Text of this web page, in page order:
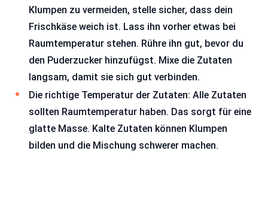
Klumpen zu vermeiden, stelle sicher, dass dein
Frischkäse weich ist. Lass ihn vorher etwas bei
Raumtemperatur stehen. Rühre ihn gut, bevor du
den Puderzucker hinzufügst. Mixe die Zutaten
langsam, damit sie sich gut verbinden.
Die richtige Temperatur der Zutaten: Alle Zutaten
sollten Raumtemperatur haben. Das sorgt für eine
glatte Masse. Kalte Zutaten können Klumpen
bilden und die Mischung schwerer machen.